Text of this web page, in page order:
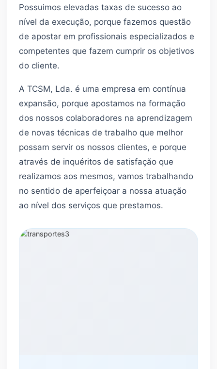
Possuimos elevadas taxas de sucesso ao
nível da execução, porque fazemos questão
de apostar em profissionais especializados e
competentes que fazem cumprir os objetivos
do cliente.
A TCSM, Lda. é uma empresa em contínua
expansão, porque apostamos na formação
dos nossos colaboradores na aprendizagem
de novas técnicas de trabalho que melhor
possam servir os nossos clientes, e porque
através de inquéritos de satisfação que
realizamos aos mesmos, vamos trabalhando
no sentido de aperfeiçoar a nossa atuação
ao nível dos serviços que prestamos.